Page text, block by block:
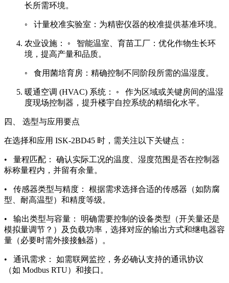
长所需环境。
◦ 计量校准实验室：为精密仪器的校准提供基准环境。
农业设施： ◦ 智能温室、育苗工厂：优化作物生长环
境，提高产量和品质。
◦ 食用菌培育房：精确控制不同阶段所需的温湿度。
暖通空调 (HVAC) 系统： ◦ 作为区域或关键房间的温湿
度现场控制器，提升楼宇自控系统的精细化水平。
四、 选型与应用要点
在选择和应用 ISK-2BD45 时，需关注以下关键点：
• 量程匹配： 确认实际工况的温度、湿度范围是否在控制器
标称量程内，并留有余量。
• 传感器类型与精度： 根据需求选择合适的传感器（如防腐
型、耐高温型）和精度等级。
• 输出类型与容量： 明确需要控制的设备类型（开关量还是
模拟量调节？）及负载功率，选择对应的输出方式和继电器容
量（必要时需外接接触器）。
• 通讯需求： 如需联网监控，务必确认支持的通讯协议
（如 Modbus RTU）和接口。